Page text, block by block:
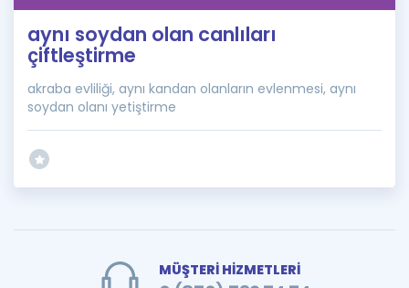
aynı soydan olan canlıları
çiftleştirme
akraba evliliği, aynı kandan olanların evlenmesi, aynı
soydan olanı yetiştirme
MÜŞTERİ HİZMETLERİ